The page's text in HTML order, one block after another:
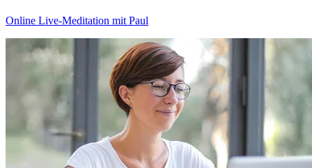
Online Live-Meditation mit Paul